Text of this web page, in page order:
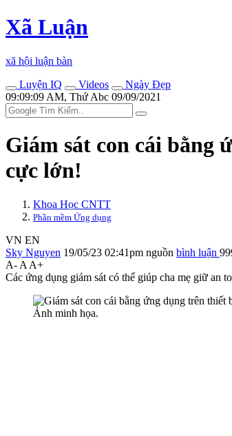
Xã Luận
xã hội luận bàn
Luyện IQ
Videos
Ngày Đẹp
09:09:09 AM, Thứ Abc 09/09/2021
Giám sát con cái bằng
cực lớn!
Khoa Học CNTT
Phần mềm Ứng dụng
VN EN
Sky Nguyen 19/05/23 02:41pm nguồn bình luận
A- A A+
Các ứng dụng giám sát có thể giúp cha mẹ giữ an
Ảnh minh họa.